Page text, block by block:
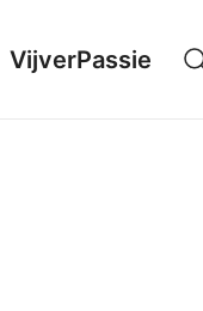
VijverPassie